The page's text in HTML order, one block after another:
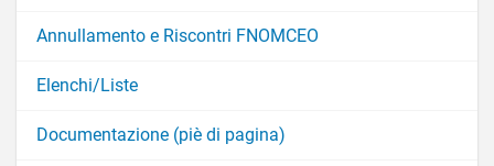
Annullamento e Riscontri FNOMCEO
Elenchi/Liste
Documentazione (piè di pagina)